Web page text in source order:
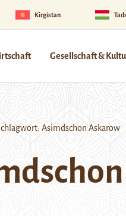
Kirgistan
Gesellschaft &
Asimdschon Askarow